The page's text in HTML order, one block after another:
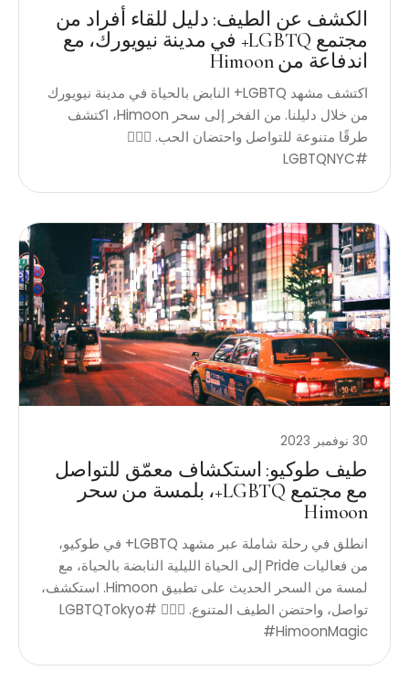
الكشف عن الطيف: دليل للقاء أفراد من
مجتمع LGBTQ+ في مدينة نيويورك، مع
اندفاعة من Himoon
اكتشف مشهد LGBTQ+ النابض بالحياة في مدينة نيويورك
من خلال دليلنا. من الفخر إلى سحر Himoon، اكتشف
طرقًا متنوعة للتواصل واحتضان الحب. 🏳️‍🌈✨
#LGBTQNYC
30 نوفمبر 2023
طيف طوكيو: استكشاف معمّق للتواصل
مع مجتمع LGBTQ+، بلمسة من سحر
Himoon
انطلق في رحلة شاملة عبر مشهد LGBTQ+ في طوكيو،
من فعاليات Pride إلى الحياة الليلية النابضة بالحياة، مع
لمسة من السحر الحديث على تطبيق Himoon. استكشف،
تواصل، واحتضن الطيف المتنوع. 🏳️‍🌈✨ #LGBTQTokyo
#HimoonMagic